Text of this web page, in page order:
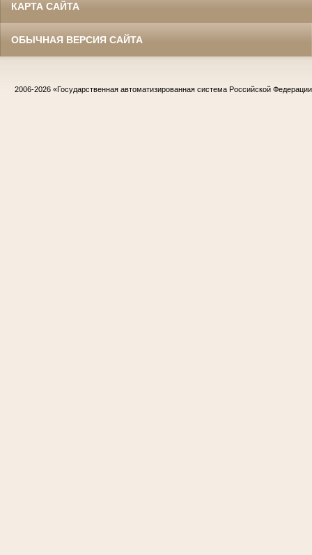
КАРТА САЙТА
ОБЫЧНАЯ ВЕРСИЯ САЙТА
2006-2026 «Государственная автоматизированная система Российской